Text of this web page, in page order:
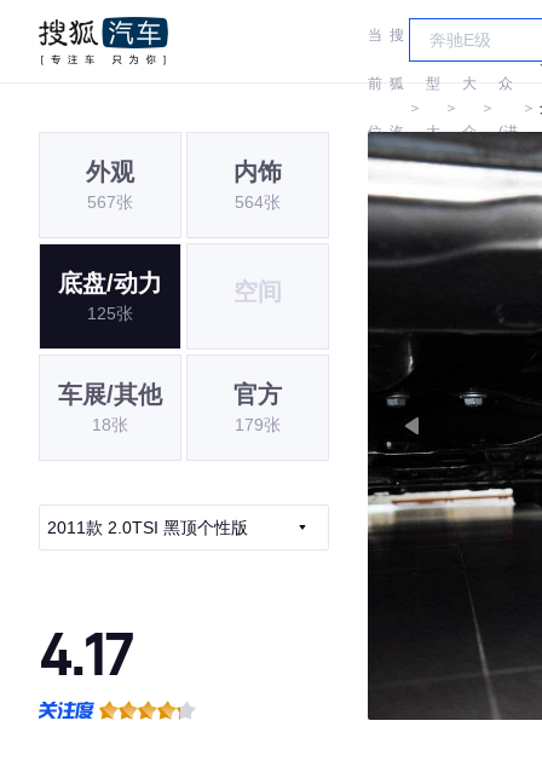
当
前
位
搜
狐
汽
＞
车
型
大
＞
大
众
＞
众
(进
口)
＞
外观
567张
内饰
564张
底盘/动力
125张
空间
车展/其他
18张
官方
179张
2011款 2.0TSI 黑顶个性版
4.17